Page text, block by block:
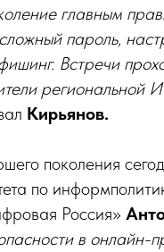
главным
пароль,
Встречи
региональной
Кирьянов.
поколения
по
Россия»
в онлайн-